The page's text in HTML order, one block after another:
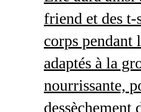
friend et des t-
corps pendant
adaptés à la
nourrissante,
dessèchement